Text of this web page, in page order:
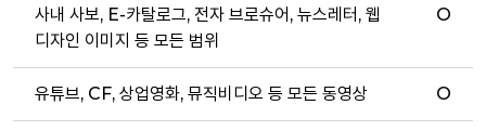
사내 사보, E-카탈로그, 전자 브로슈어, 뉴스레터, 웹
디자인 이미지 등 모든 범위
O
유튜브, CF, 상업영화, 뮤직비디오 등 모든 동영상 O